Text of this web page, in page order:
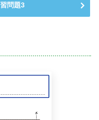
問題3